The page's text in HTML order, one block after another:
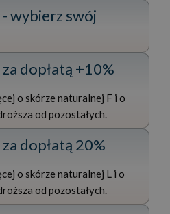
wybierz swój
dopłatą +10%
o skórze naturalnej F i o
od pozostałych.
dopłatą 20%
o skórze naturalnej L i o
od pozostałych.